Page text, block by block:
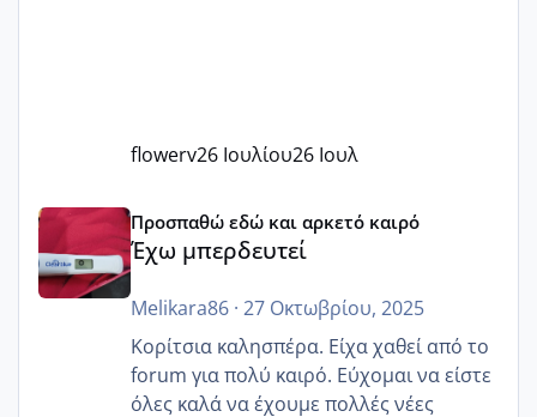
flowerv26 Ιουλίου26 Ιουλ
Έχω μπερδευτεί
Προσπαθώ εδώ και αρκετό καιρό
Έχω μπερδευτεί
Melikara86· 27 Οκτωβρίου, 2025
Κορίτσια καλησπέρα. Είχα χαθεί από το
forum για πολύ καιρό. Εύχομαι να είστε
όλες καλά να έχουμε πολλές νέες